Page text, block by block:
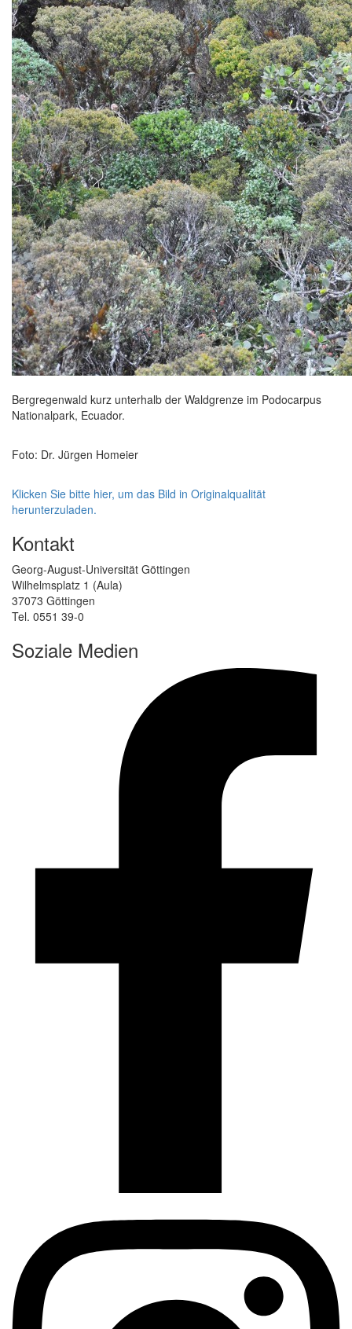
Bergregenwald kurz unterhalb der Waldgrenze im Podocarpus
Nationalpark, Ecuador.
Foto: Dr. Jürgen Homeier
Klicken Sie bitte hier, um das Bild in Originalqualität
herunterzuladen.
Kontakt
Georg-August-Universität Göttingen
Wilhelmsplatz 1 (Aula)
37073 Göttingen
Tel. 0551 39-0
Soziale Medien